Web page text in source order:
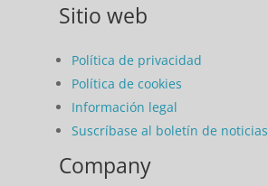
Sitio web
Política de privacidad
Política de cookies
Información legal
Suscríbase al boletín de noticias
Company